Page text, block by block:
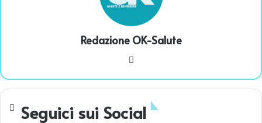
Redazione OK-Salute
te
Seguici sui Social